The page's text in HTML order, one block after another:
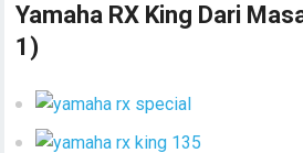
Yamaha RX King Dari
1)